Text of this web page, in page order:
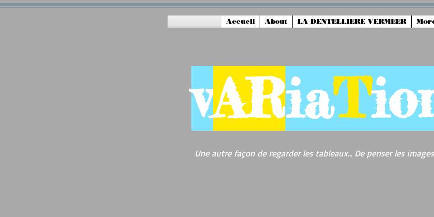
Accueil About LA DENTELLIERE VERMEER
vARiaT
Une autre façon de regarder les tableaux... De penser les images